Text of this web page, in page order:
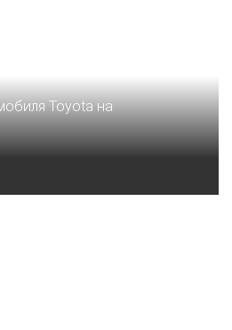
Toyota на